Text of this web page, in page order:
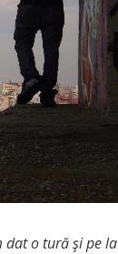
dat o tură şi pe la